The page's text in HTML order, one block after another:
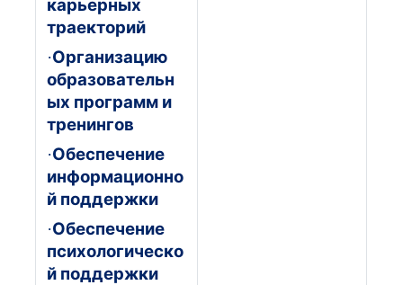
карьерных
траекторий
·Организацию
образовательн
ых программ и
тренингов
·Обеспечение
информационно
й поддержки
·Обеспечение
психологическо
й поддержки